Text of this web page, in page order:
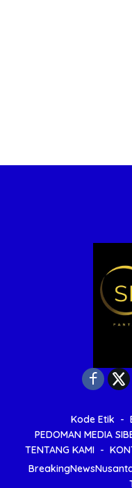
Kode Etik
PEDOMAN MEDIA
TENTANG KAMI